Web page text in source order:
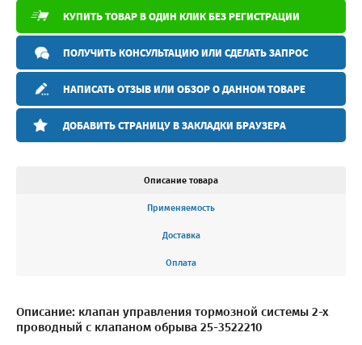
КУПИТЬ ТОВАР В ОДИН КЛИК БЕЗ РЕГИСТРАЦИИ
ПОЛУЧИТЬ КОНСУЛЬТАЦИЮ ИЛИ СДЕЛАТЬ ЗАПРОС
НАПИСАТЬ ОТЗЫВ ИЛИ ОБЗОР О ДАННОМ ТОВАРЕ
ДОБАВИТЬ СТРАНИЦУ В ЗАКЛАДКИ БРАУЗЕРА
Описание товара
Применяемость
Доставка
Оплата
Описание: клапан управления тормозной системы 2-х
проводный с клапаном обрыва 25-3522210